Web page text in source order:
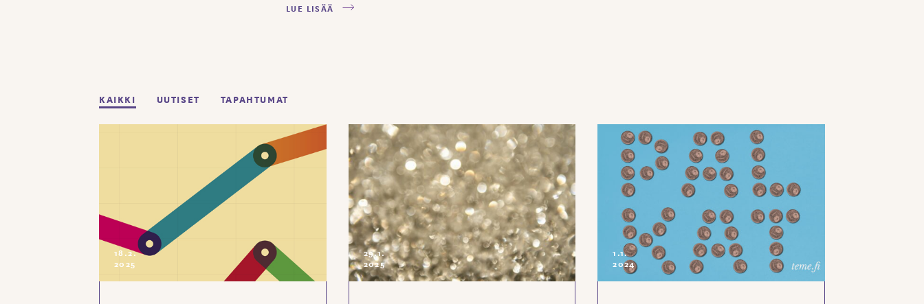
LUE LISÄÄ
KAIKKI UUTISET TAPAHTUMAT
18.2.
2025
29.1.
2025
1.1.
2024